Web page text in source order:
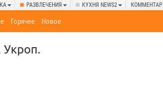
РАЗВЛЕЧЕНИЯ КУХНЯ NEWS2
Горячее Новое
Укроп.